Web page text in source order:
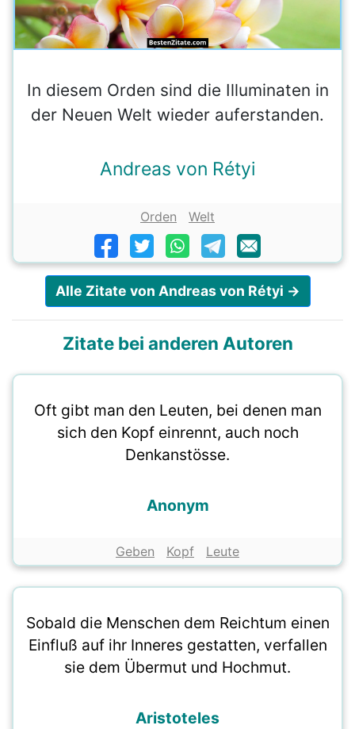
In diesem Orden sind die Illuminaten in
der Neuen Welt wieder auferstanden.
Andreas von Rétyi
Orden Welt
Alle Zitate von Andreas von Rétyi →
Zitate bei anderen Autoren
Oft gibt man den Leuten, bei denen man
sich den Kopf einrennt, auch noch
Denkanstösse.
Anonym
Geben Kopf Leute
Sobald die Menschen dem Reichtum einen
Einfluß auf ihr Inneres gestatten, verfallen
sie dem Übermut und Hochmut.
Aristoteles